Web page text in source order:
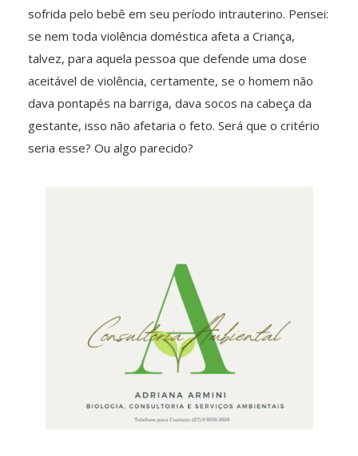
sofrida pelo bebê em seu período intrauterino. Pensei:
se nem toda violência doméstica afeta a Criança,
talvez, para aquela pessoa que defende uma dose
aceitável de violência, certamente, se o homem não
dava pontapés na barriga, dava socos na cabeça da
gestante, isso não afetaria o feto. Será que o critério
seria esse? Ou algo parecido?